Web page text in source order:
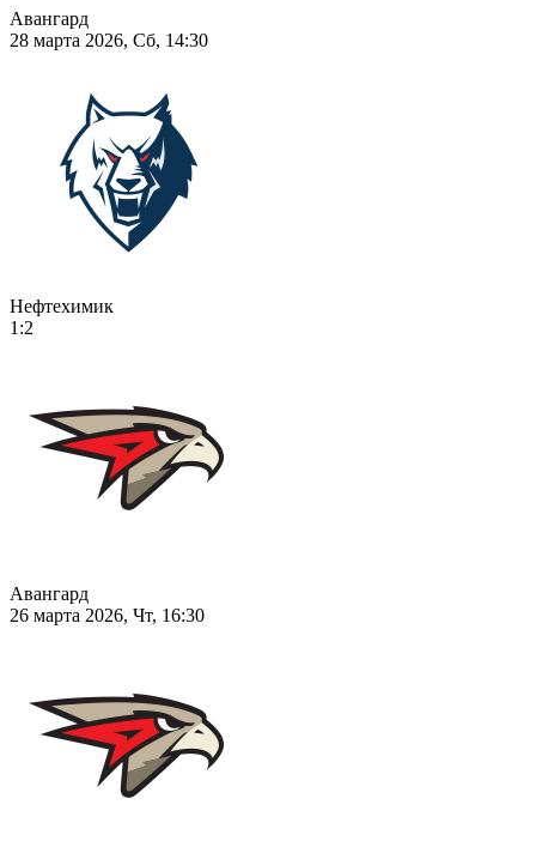
Авангард
28 марта 2026, Сб, 14:30
Нефтехимик
1:2
Авангард
26 марта 2026, Чт, 16:30